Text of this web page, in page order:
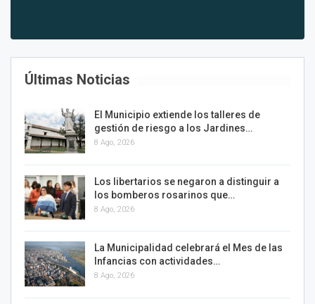
Últimas Noticias
El Municipio extiende los talleres de
gestión de riesgo a los Jardines…
8 Ago, 2026
Los libertarios se negaron a distinguir a
los bomberos rosarinos que…
8 Ago, 2026
La Municipalidad celebrará el Mes de las
Infancias con actividades…
8 Ago, 2026